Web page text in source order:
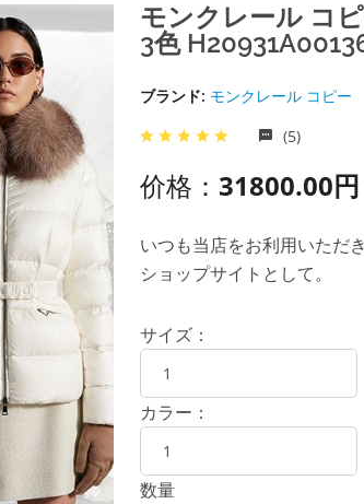
モンクレール コ
3色
ブランド: モンクレール コピー
(5)
价格： 31800.00円
いつも当店をお利用いただ
ショップサイトとして。
サイズ：
カラー：
数量